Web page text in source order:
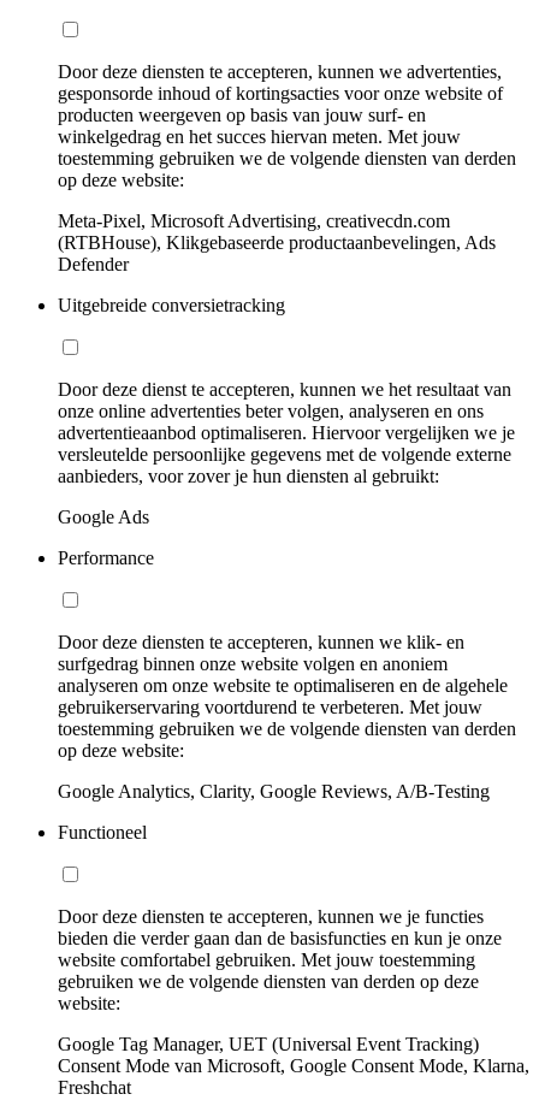
Door deze diensten te accepteren, kunnen we advertenties,
gesponsorde inhoud of kortingsacties voor onze website of
producten weergeven op basis van jouw surf- en
winkelgedrag en het succes hiervan meten. Met jouw
toestemming gebruiken we de volgende diensten van derden
op deze website:
Meta-Pixel, Microsoft Advertising, creativecdn.com
(RTBHouse), Klikgebaseerde productaanbevelingen, Ads
Defender
Uitgebreide conversietracking
Door deze dienst te accepteren, kunnen we het resultaat van
onze online advertenties beter volgen, analyseren en ons
advertentieaanbod optimaliseren. Hiervoor vergelijken we je
versleutelde persoonlijke gegevens met de volgende externe
aanbieders, voor zover je hun diensten al gebruikt:
Google Ads
Performance
Door deze diensten te accepteren, kunnen we klik- en
surfgedrag binnen onze website volgen en anoniem
analyseren om onze website te optimaliseren en de algehele
gebruikerservaring voortdurend te verbeteren. Met jouw
toestemming gebruiken we de volgende diensten van derden
op deze website:
Google Analytics, Clarity, Google Reviews, A/B-Testing
Functioneel
Door deze diensten te accepteren, kunnen we je functies
bieden die verder gaan dan de basisfuncties en kun je onze
website comfortabel gebruiken. Met jouw toestemming
gebruiken we de volgende diensten van derden op deze
website:
Google Tag Manager, UET (Universal Event Tracking)
Consent Mode van Microsoft, Google Consent Mode, Klarna,
Freshchat